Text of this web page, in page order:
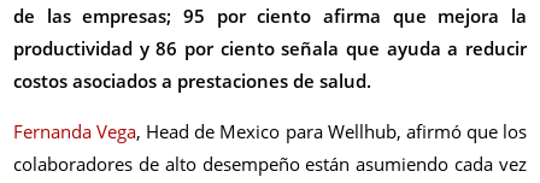
de las empresas; 95 por ciento afirma que mejora la
productividad y 86 por ciento señala que ayuda a reducir
costos asociados a prestaciones de salud.
Fernanda Vega, Head de Mexico para Wellhub, afirmó que los
colaboradores de alto desempeño están asumiendo cada vez